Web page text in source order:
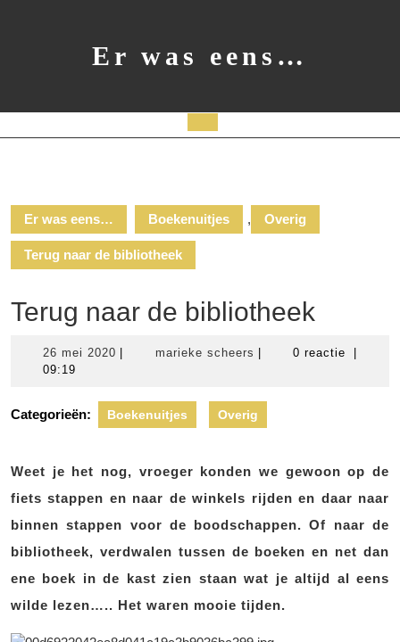
Er was eens…
Er was eens… Boekenuitjes , Overig
Terug naar de bibliotheek
Terug naar de bibliotheek
26 mei 2020 26
marieke scheers marieke0 reactie
09:19
Categorieën: Boekenuitjes Overig
Weet je het nog, vroeger konden we gewoon op de
fiets stappen en naar de winkels rijden en daar naar
binnen stappen voor de boodschappen. Of naar de
bibliotheek, verdwalen tussen de boeken en net dan
ene boek in de kast zien staan wat je altijd al eens
wilde lezen….. Het waren mooie tijden.